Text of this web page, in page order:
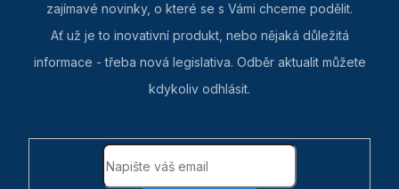
zajímavé novinky, o které se s Vámi chceme podělit.
Ať už je to inovativní produkt, nebo nějaká důležitá
informace - třeba nová legislativa. Odběr aktualit můžete
kdykoliv odhlásit.